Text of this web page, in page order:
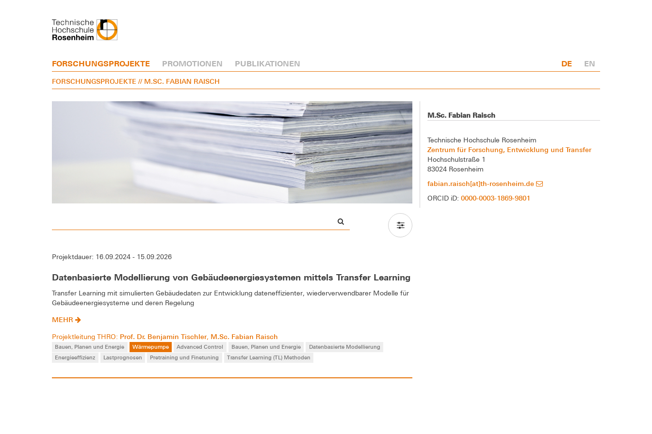
FORSCHUNGSPROJEKTE PROMOTIONEN PUBLIKATIONEN DE EN
FORSCHUNGSPROJEKTE // M.SC. FABIAN RAISCH
Projektdauer: 16.09.2024 - 15.09.2026
Datenbasierte Modellierung von Gebäudeenergiesystemen mittels Transfer Learning
Transfer Learning mit simulierten Gebäudedaten zur Entwicklung dateneffizienter, wiederverwendbarer Modelle für
Gebäudeenergiesysteme und deren Regelung
MEHR
Projektleitung THRO: Prof. Dr. Benjamin Tischler, M.Sc. Fabian Raisch
Bauen, Planen und Energie Wärmepumpe Advanced Control Bauen, Planen und Energie
Datenbasierte Modellierung
Energieeffizienz
Lastprognosen Pretraining und Finetuning Transfer Learning (TL) Methoden
M.Sc. Fabian Raisch
Technische Hochschule Rosenheim
Zentrum für Forschung, Entwicklung und Transfer
Hochschulstraße 1
83024 Rosenheim
fabian.raisch[at]th-rosenheim.de
ORCID iD:0000-0003-1869-9801